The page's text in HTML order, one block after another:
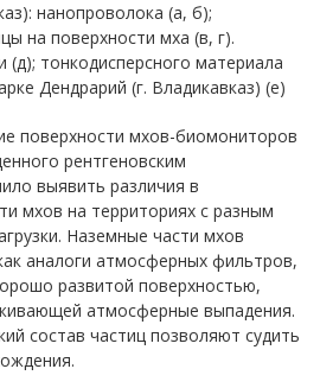
нанопроволока (а, б);
на поверхности мха (в, г).
тонкодисперсного материала
Дендрарий (г. Владикавказ) (е)
поверхности мхов-биомониторов
рентгеновским
выявить различия в
мхов на территориях с разным
Наземные части мхов
аналоги атмосферных фильтров,
развитой поверхностью,
атмосферные выпадения.
состав частиц позволяют судить